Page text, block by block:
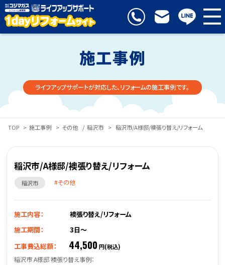
施工事例
ライフアップサポートが対応した、リフォームの施工事例です。
TOP > 施工事例 > その他 / 稲沢市 > 稲沢市/A様邸/襖張り替え/リフォーム
稲沢市/A様邸/襖張り替え/リフォーム
稲沢市 その他
施工内容：
襖張り替え/リフォーム
施工期間：
3日～
工事費込総額：
44,500 円(税込)
稲沢市 A様邸 襖張り替え事例：